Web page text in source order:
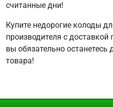
считанные дни!
Купите недорогие колоды
производителя с
вы обязательно
товара!